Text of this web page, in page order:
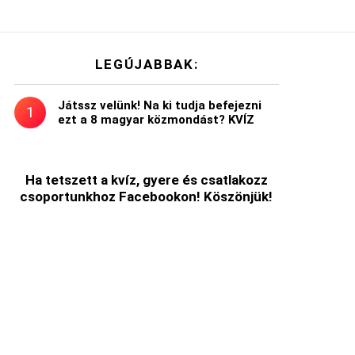
LEGÚJABBAK:
Játssz velünk! Na ki tudja befejezni
ezt a 8 magyar közmondást? KVÍZ
Ha tetszett a kvíz, gyere és csatlakozz
csoportunkhoz Facebookon! Köszönjük!